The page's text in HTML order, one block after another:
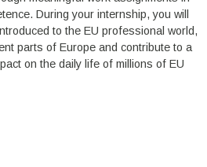
During your internship, you will
to the EU professional world,
parts of Europe and contribute to a
on the daily life of millions of EU